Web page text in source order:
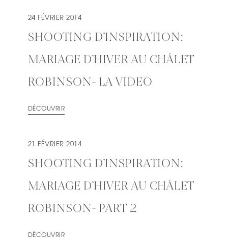
24 FÉVRIER 2014
SHOOTING D’INSPIRATION:
MARIAGE D’HIVER AU CHÂLET
ROBINSON- LA VIDEO
DÉCOUVRIR
21 FÉVRIER 2014
SHOOTING D’INSPIRATION:
MARIAGE D’HIVER AU CHÂLET
ROBINSON- PART 2
DÉCOUVRIR